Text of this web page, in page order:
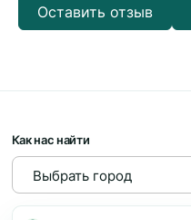
Оставить отзыв
Как нас найти